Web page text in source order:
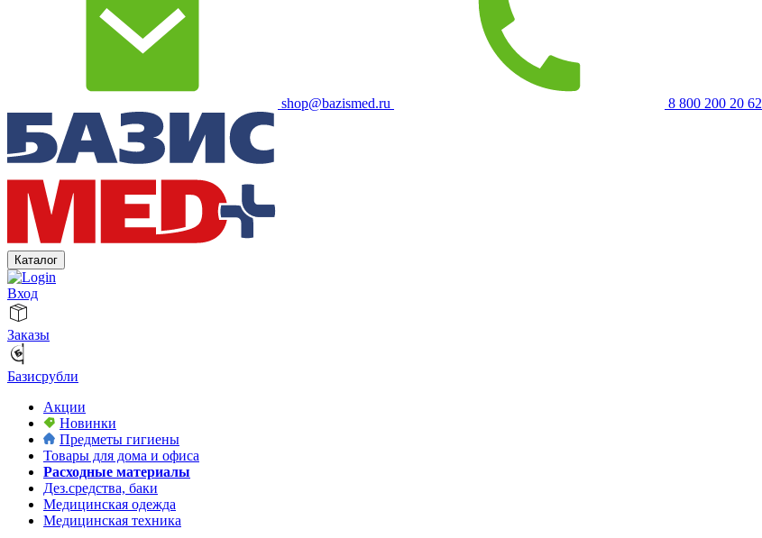
shop@bazismed.ru 8 800 200 20 62
Каталог
Вход
Заказы
Базисрубли
Акции
Новинки
Предметы гигиены
Товары для дома и офиса
Расходные материалы
Дез.средства, баки
Медицинская одежда
Медицинская техника